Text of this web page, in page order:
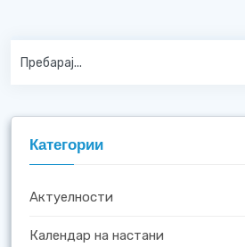
Категории
Актуелности
Календар на настани